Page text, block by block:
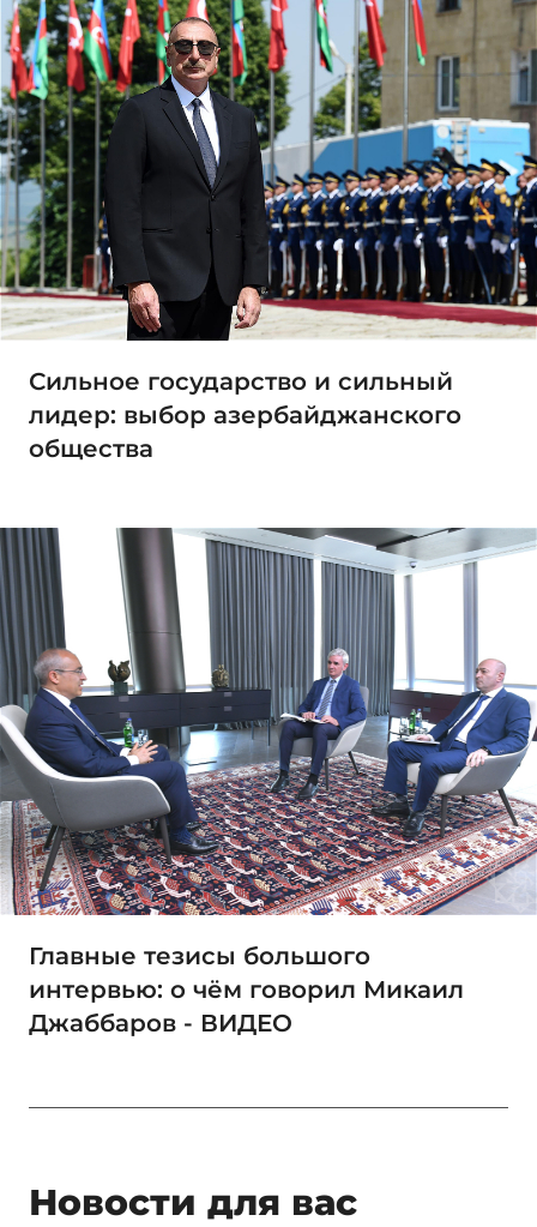
Сильное государство и сильный
лидер: выбор азербайджанского
общества
Главные тезисы большого
интервью: о чём говорил Микаил
Джаббаров - ВИДЕО
Новости для вас